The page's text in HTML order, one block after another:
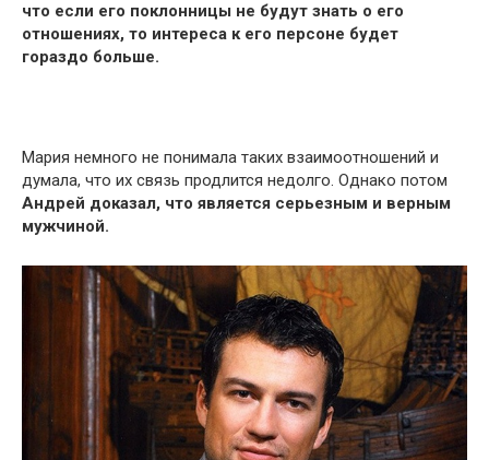
что если его поклонницы не будут знать о его
отношениях, то интереса к его персоне будет
гораздо больше.
Мария немного не понимала таких взаимоотношений и
думала, что их связь продлится недолго. Однако потом
Андрей доказал, что является серьезным и верным
мужчиной.